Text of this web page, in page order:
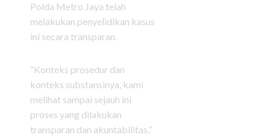
Polda Metro Jaya telah
melakukan penyelidikan kasus
ini secara transparan.
“Konteks prosedur dan
konteks substansinya, kami
melihat sampai sejauh ini
proses yang dilakukan
transparan dan akuntabilitas,”